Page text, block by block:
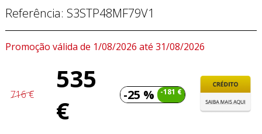
Referência: S3STP48MF79V1
Promoção válida de 1/08/2026 até 31/08/2026
716 €
535
€
-25 % -181 €